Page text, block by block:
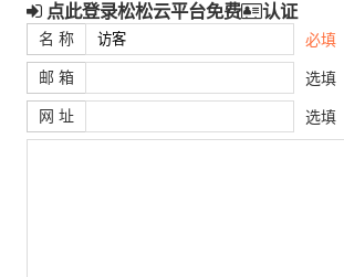
点此登录松松云平台免费 认证
名 称 必填
邮 箱 选填
网 址 选填